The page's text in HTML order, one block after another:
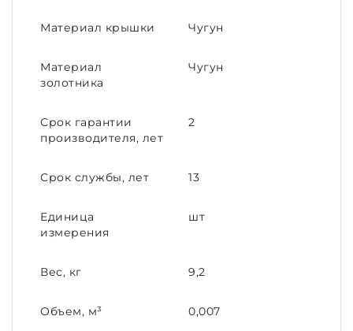
Материал крышки Чугун
Материал
золотника
Чугун
Срок гарантии
производителя, лет
2
Срок службы, лет 13
Единица
измерения
шт
Вес, кг 9,2
Объем, м³ 0,007